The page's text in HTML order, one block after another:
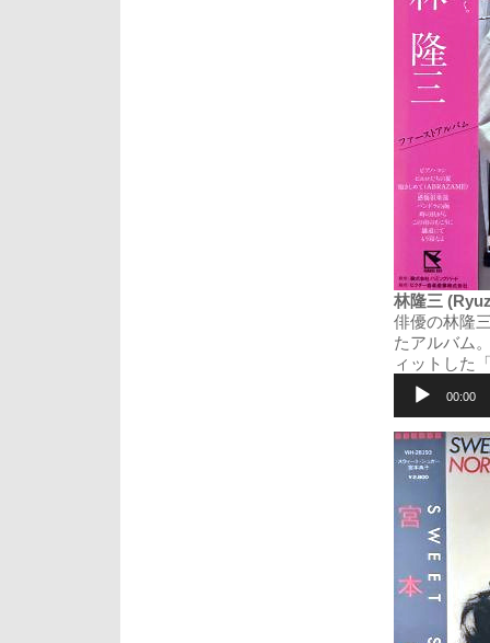
林隆三
俳優の林隆
たアルバム
ィットした
プ
レ
ー
ヤ
ー
00:00